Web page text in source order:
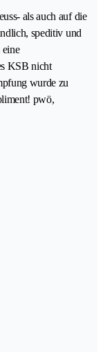
als auch auf die
speditiv und
KSB nicht
wurde zu
pwö,